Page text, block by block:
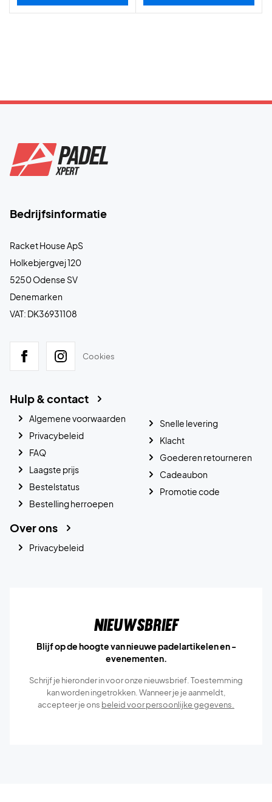
Bedrijfsinformatie
Racket House ApS
Holkebjergvej 120
5250 Odense SV
Denemarken
VAT: DK36931108
Cookies
Hulp & contact
Algemene voorwaarden
Privacybeleid
FAQ
Laagste prijs
Bestelstatus
Bestelling herroepen
Snelle levering
Klacht
Goederen retourneren
Cadeaubon
Promotie code
Over ons
Privacybeleid
Nieuwsbrief
Blijf op de hoogte van nieuwe padelartikelen en -
evenementen.
Schrijf je hieronder in voor onze nieuwsbrief. Toestemming
kan worden ingetrokken. Wanneer je je aanmeldt,
accepteer je ons beleid voor persoonlijke gegevens.